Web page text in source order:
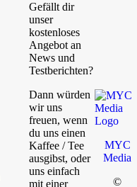
Gefällt dir
unser
kostenloses
Angebot an
News und
Testberichten?
Dann würden
wir uns
freuen, wenn
du uns einen
Kaffee / Tee
ausgibst, oder
uns einfach
mit einer
MYC
Media
©